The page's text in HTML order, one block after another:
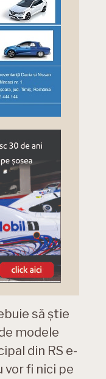
să știe
modele
din RS e-
vor fi nici pe